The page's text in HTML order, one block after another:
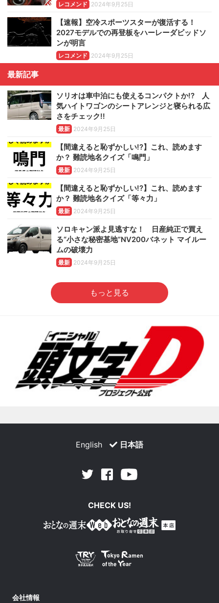
レコメンド 2024年9月25日
【速報】空冷スポーツスターが復活する！
2027モデルでの再登板をハーレーダビッドソ
ンが明言
レコメンド 2024年9月25日
最新記事
ソリオは車中泊にも使えるコンパクトか!? 人
気ハイトワゴンのシートアレンジと寝られる広
さをチェック!!
最新 2024年9月25日
【間違えると恥ずかしい!?】これ、読めます
か？ 難読地名クイズ「鳴門」
最新 2024年9月25日
【間違えると恥ずかしい!?】これ、読めます
か？ 難読地名クイズ「等々力」
最新 2024年9月25日
ソロキャン派よ見逃すな！ 日産純正で買え
る“小さな秘密基地”NV200バネット マイルー
ムの破壊力
最新 2024年9月25日
もっと見る
English 日本語
Twitter Facebook
CHECK US!
会社情報